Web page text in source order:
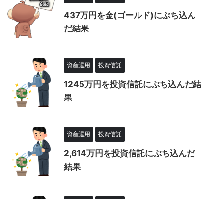
437万円を金(ゴールド)にぶち込ん
だ結果
資産運用 投資信託
1245万円を投資信託にぶち込んだ結
果
資産運用 投資信託
2,614万円を投資信託にぶち込んだ
結果